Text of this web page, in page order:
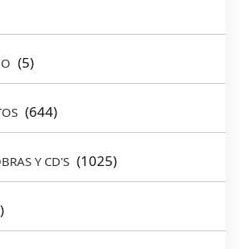
(5)
(644)
Y CD'S (1025)